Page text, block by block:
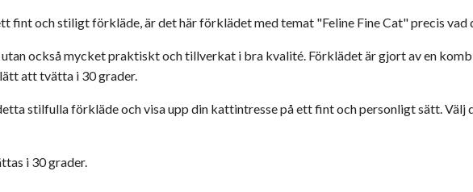
fint och stiligt förkläde, är det här förklädet med temat "Feline Fine Cat" precis vad
också mycket praktiskt och tillverkat i bra kvalité. Förklädet är gjort av en
att tvätta i 30 grader.
stilfulla förkläde och visa upp din kattintresse på ett fint och personligt sätt.
i 30 grader.